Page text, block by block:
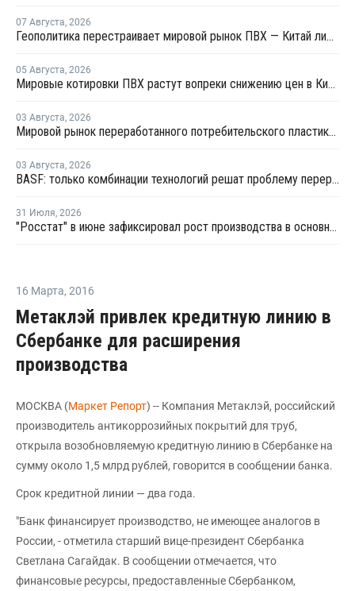
07 Августа, 2026
Геополитика перестраивает мировой рынок ПВХ — Китай лидирует в экспорте
05 Августа, 2026
Мировые котировки ПВХ растут вопреки снижению цен в Китае
03 Августа, 2026
Мировой рынок переработанного потребительского пластика к 2033 году вырастет в два раза
03 Августа, 2026
BASF: только комбинации технологий решат проблему переработки инженерных пластиков
31 Июля, 2026
"Росстат" в июне зафиксировал рост производства в основных группах пластмасс
16 Марта, 2016
Метаклэй привлек кредитную линию в
Сбербанке для расширения
производства
МОСКВА (Маркет Репорт) -- Компания Метаклэй, российский
производитель антикоррозийных покрытий для труб,
открыла возобновляемую кредитную линию в Сбербанке на
сумму около 1,5 млрд рублей, говорится в сообщении банка.
Срок кредитной линии — два года.
"Банк финансирует производство, не имеющее аналогов в
России, - отметила старший вице-президент Сбербанка
Светлана Сагайдак. В сообщении отмечается, что
финансовые ресурсы, предоставленные Сбербанком,